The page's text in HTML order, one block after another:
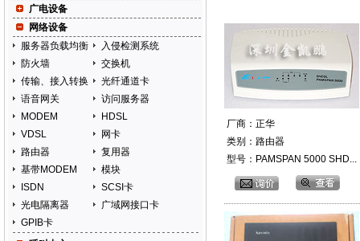
广电设备
网络设备
服务器负载均衡
入侵检测系统
防火墙
交换机
传输、接入转换
光纤通道卡
语音网关
访问服务器
MODEM
HDSL
VDSL
网卡
路由器
复用器
基带MODEM
模块
ISDN
SCSI卡
光电隔离器
广域网接口卡
GPIB卡
厂商：正华
类别：路由器
型号：PAMSPAN 5000 SHD...